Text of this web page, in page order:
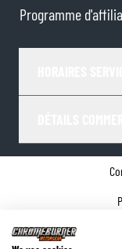
Programme